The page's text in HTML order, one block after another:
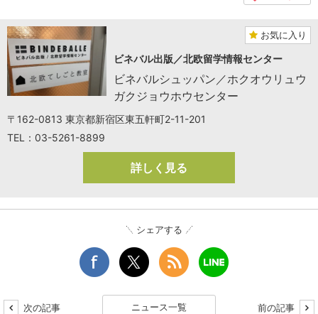
お気に入り
ビネバル出版／北欧留学情報センター
ビネバルシュッパン／ホクオウリュウ
ガクジョウホウセンター
〒162-0813 東京都新宿区東五軒町2-11-201
TEL：03-5261-8899
詳しく見る
シェアする
次の記事 ニュース一覧 前の記事